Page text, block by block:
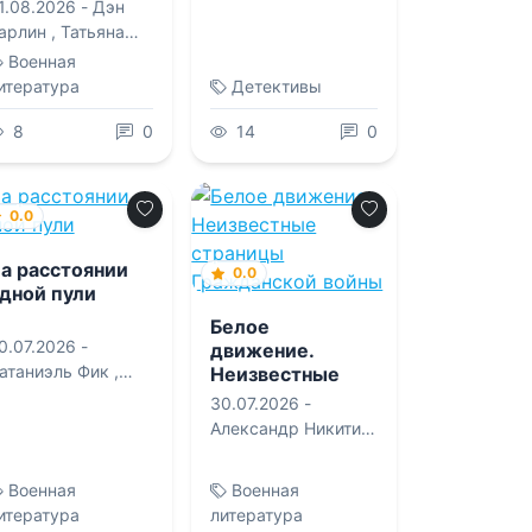
до
дней
- Дэн
, Татьяна
Военная
8 0
Детективы
14 0
0.0
расстоянии
пули
-
Натаниэль Фик ,
Военная
0.0
Белое
движение.
Неизвестные
страницы
Гражданской
30.07.2026 -
Александр Никитич
Военная
литература